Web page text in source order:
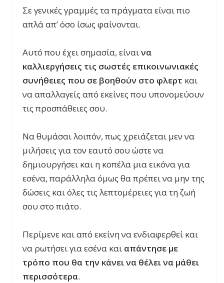
Σε γενικές γραμμές τα πράγματα είναι πιο
απλά απ’ όσο ίσως φαίνονται.
Αυτό που έχει σημασία, είναινα
καλλιεργήσεις τις σωστές επικοινωνιακές
συνήθειες που σε βοηθούν στο φλερτ και
να απαλλαγείς από εκείνες που υπονομεύουν
τις προσπάθειες σου.
Να θυμάσαι λοιπόν, πως χρειάζεται μεν να
μιλήσεις για τον εαυτό σου ώστε να
δημιουργήσει και η κοπέλα μια εικόνα για
εσένα, παράλληλα όμως θα πρέπει να μην της
δώσεις και όλες τις λεπτομέρειες για τη ζωή
σου στο πιάτο.
Περίμενε και από εκείνη να ενδιαφερθεί και
να ρωτήσει για εσένα και απάντησε με
τρόπο που θα την κάνει να θέλει να μάθει
περισσότερα.